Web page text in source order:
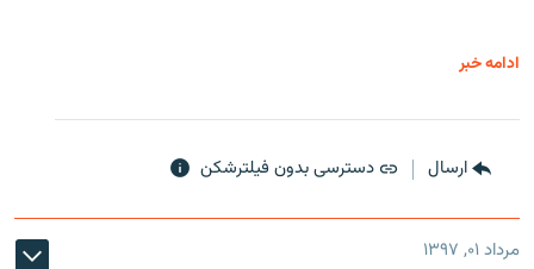
ادامه خبر
ارسال دسترسی بدون فیلترشکن
مرداد ۰۱, ۱۳۹۷